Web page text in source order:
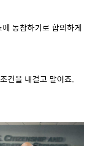
동참하기로 합의하게
건을 내걸고 말이죠.